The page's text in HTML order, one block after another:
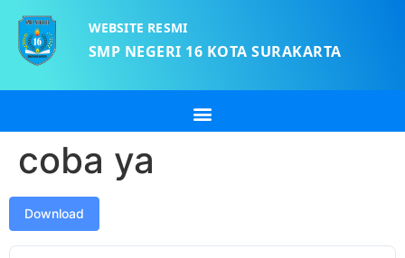
WEBSITE RESMI
SMP NEGERI 16 KOTA SURAKARTA
coba ya
Download